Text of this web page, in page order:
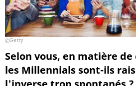
Getty
Selon vous, en matière
les Millennials sont-ils